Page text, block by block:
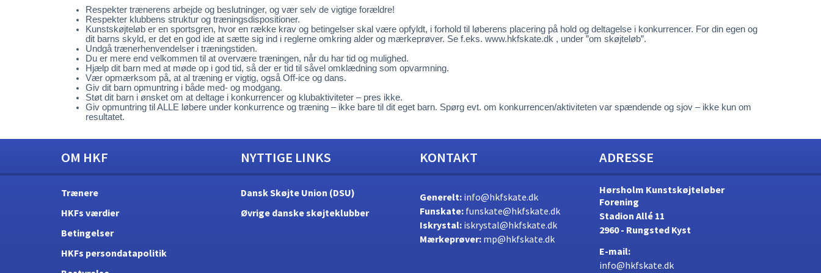
Respekter trænerens arbejde og beslutninger, og vær selv de vigtige forældre!
Respekter klubbens struktur og træningsdispositioner.
Kunstskøjteløb er en sportsgren, hvor en række krav og betingelser skal være opfyldt, i forhold til løberens placering på hold og deltagelse i konkurrencer. For din egen og
dit barns skyld, er det en god ide at sætte sig ind i reglerne omkring alder og mærkeprøver. Se f.eks. www.hkfskate.dk , under ”om skøjteløb”.
Undgå trænerhenvendelser i træningstiden.
Du er mere end velkommen til at overvære træningen, når du har tid og mulighed.
Hjælp dit barn med at møde op i god tid, så der er tid til såvel omklædning som opvarmning.
Vær opmærksom på, at al træning er vigtig, også Off-ice og dans.
Giv dit barn opmuntring i både med- og modgang.
Støt dit barn i ønsket om at deltage i konkurrencer og klubaktiviteter – pres ikke.
Giv opmuntring til ALLE løbere under konkurrence og træning – ikke bare til dit eget barn. Spørg evt. om konkurrencen/aktiviteten var spændende og sjov – ikke kun om
resultatet.
OM HKF
Trænere
HKFs værdier
Betingelser
HKFs persondatapolitik
NYTTIGE LINKS
Dansk Skøjte Union (DSU)
Øvrige danske skøjteklubber
KONTAKT
Generelt: info@hkfskate.dk
Funskate: funskate@hkfskate.dk
Iskrystal: iskrystal@hkfskate.dk
Mærkeprøver: mp@hkfskate.dk
ADRESSE
Hørsholm Kunstskøjteløber
Forening
Stadion Allé 11
2960 - Rungsted Kyst
E-mail:
info@hkfskate.dk